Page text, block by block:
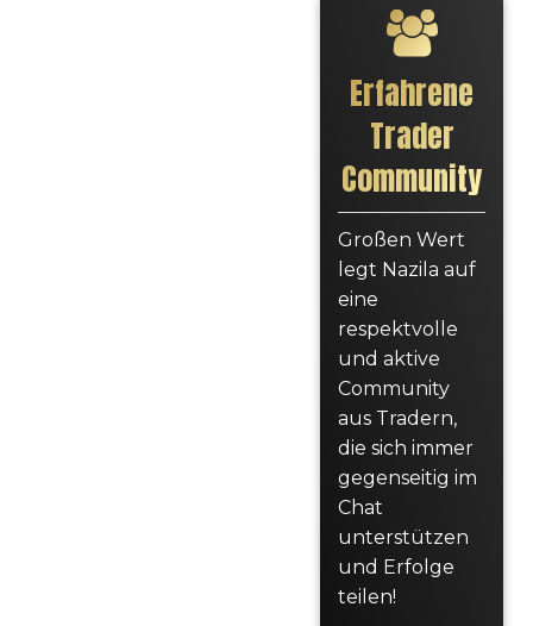
Erfahrene
Trader
Community
Großen Wert
legt Nazila auf
eine
respektvolle
und aktive
Community
aus Tradern,
die sich immer
gegenseitig im
Chat
unterstützen
und Erfolge
teilen!